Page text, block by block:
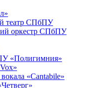
театр СПбПУ
оркестр СПбПУ
«Полигимния»
«Cantabile»